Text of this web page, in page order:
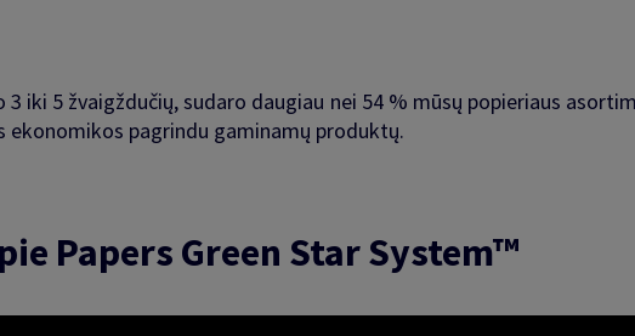
iki 5 žvaigždučių, sudaro daugiau nei 54 % mūsų popieriaus
pagrindu gaminamų produktų.
Papers Green Star System™